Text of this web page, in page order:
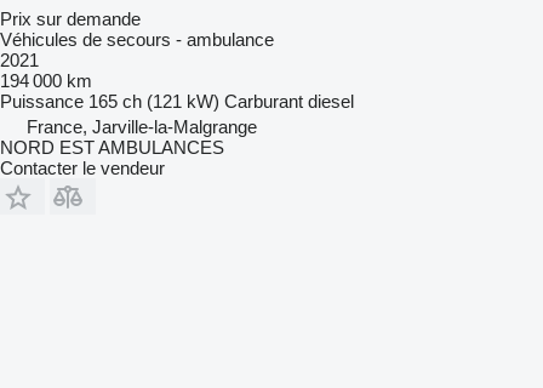
Prix sur demande
Véhicules de secours - ambulance
2021
194 000 km
Puissance 165 ch (121 kW) Carburant diesel
France, Jarville-la-Malgrange
NORD EST AMBULANCES
Contacter le vendeur